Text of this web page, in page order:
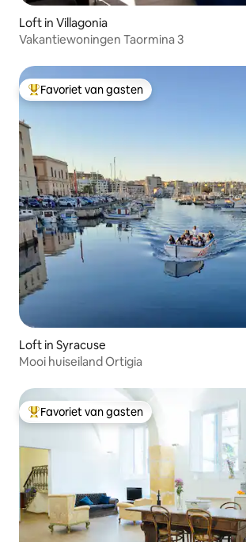
Loft in Villagonia
Vakantiewoningen Taormina 3
Topfavoriet van gasten
Favoriet van gasten
Loft in Syracuse
Mooi huiseiland Ortigia
Topfavoriet van gasten
Favoriet van gasten